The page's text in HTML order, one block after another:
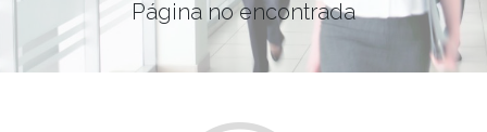
Página no encontrada